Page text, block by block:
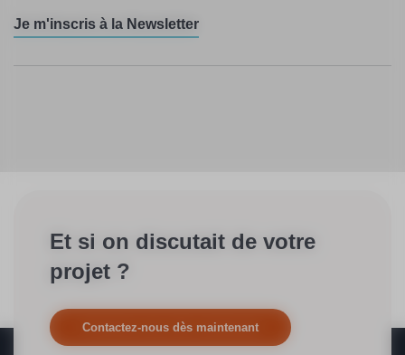
Je m'inscris à la Newsletter
Et si on discutait de votre
projet ?
Contactez-nous dès maintenant